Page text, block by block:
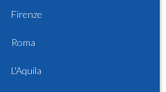
Firenze
Roma
L'Aquila